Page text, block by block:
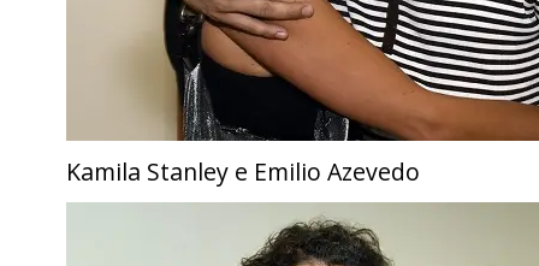
Kamila Stanley e Emilio Azevedo